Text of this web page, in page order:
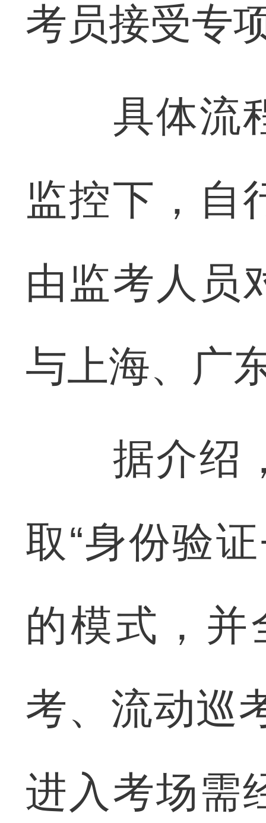
考员接受专
具体流程
监控下，自
由监考人员
与上海、广
据介绍，
取“身份验
的模式，并
考、流动巡
进入考场需